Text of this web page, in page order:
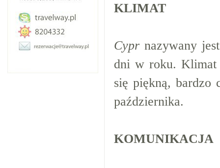
KLIMAT
Cypr nazywany
dni w roku. Klimat
się piękną, bardzo
października.
KOMUNIKACJA